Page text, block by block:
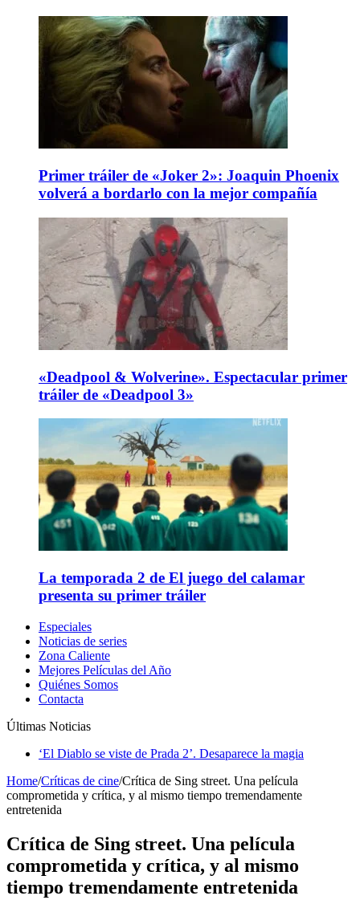
Primer tráiler de «Joker 2»: Joaquin Phoenix
volverá a bordarlo con la mejor compañía
«Deadpool & Wolverine». Espectacular primer
tráiler de «Deadpool 3»
La temporada 2 de El juego del calamar
presenta su primer tráiler
Especiales
Noticias de series
Zona Caliente
Mejores Películas del Año
Quiénes Somos
Contacta
Últimas Noticias
‘El Diablo se viste de Prada 2’. Desaparece la magia
Home/Críticas de cine/Crítica de Sing street. Una película
comprometida y crítica, y al mismo tiempo tremendamente
entretenida
Crítica de Sing street. Una película
comprometida y crítica, y al mismo
tiempo tremendamente entretenida